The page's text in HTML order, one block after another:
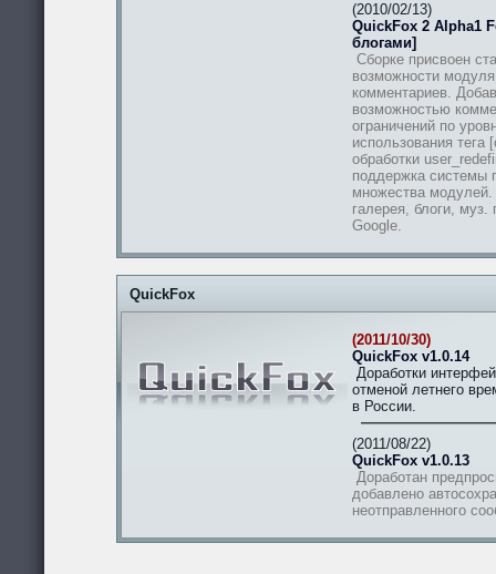
(2010/02/13)
QuickFox 2 Alpha1
блогами]
Сборке присвоен
возможности
комментариев.
возможностью
ограничений по
использования тега
обработки
поддержка системы
множества
галерея, блоги, муз.
Google.
QuickFox
(2011/10/30)
QuickFox v1.0.14
Доработки
отменой летнего
в России.
(2011/08/22)
QuickFox v1.0.13
Доработан
добавлено
неотправленного